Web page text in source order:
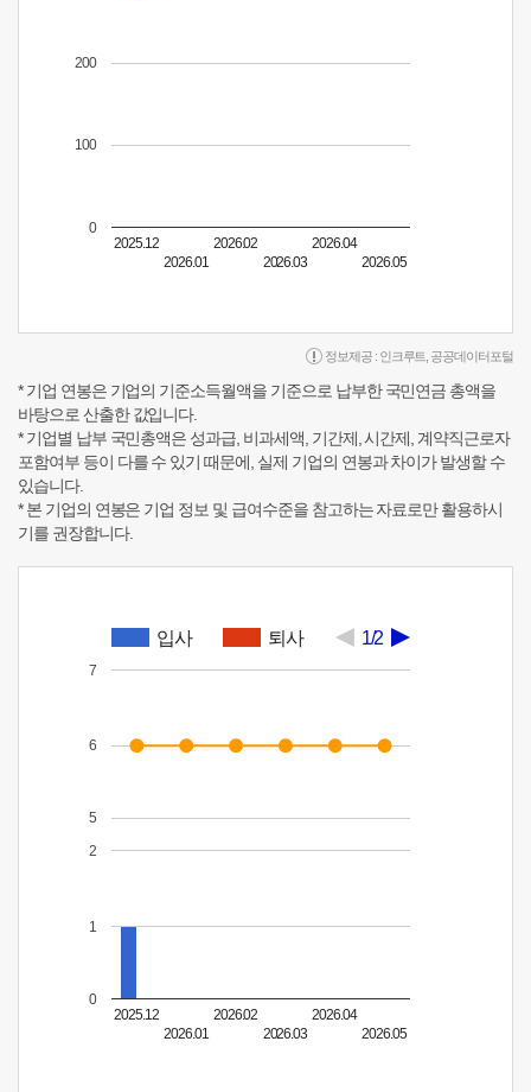
2025.12
2026.01
2026.02
2026.03
2026.04
2026.05
0
100
200
정보제공 : 인크루트 공공데이터포털
* 기업 연봉은 기업의 기준소득월액을 기준으로 납부한 국민연금 총액을
바탕으로 산출한 값입니다.
* 기업별 납부 국민총액은 성과급, 비과세액, 기간제, 시간제, 계약직근로자
포함여부 등이 다를 수 있기 때문에, 실제 기업의 연봉과 차이가 발생할 수
있습니다.
* 본 기업의 연봉은 기업 정보 및 급여수준을 참고하는 자료로만 활용하시
기를 권장합니다.
입사 퇴사 1/2
2025.12
2026.01
2026.02
2026.03
2026.04
2026.05
0
1
2
5
6
7